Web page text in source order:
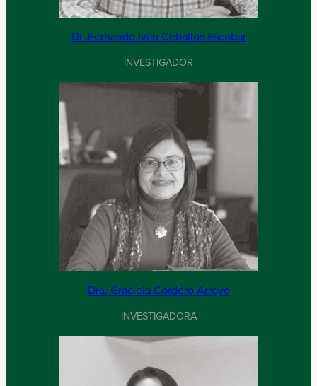
Dr. Fernando Iván Ceballos Escobar
INVESTIGADOR
Dra. Graciela Cordero Arroyo
INVESTIGADORA